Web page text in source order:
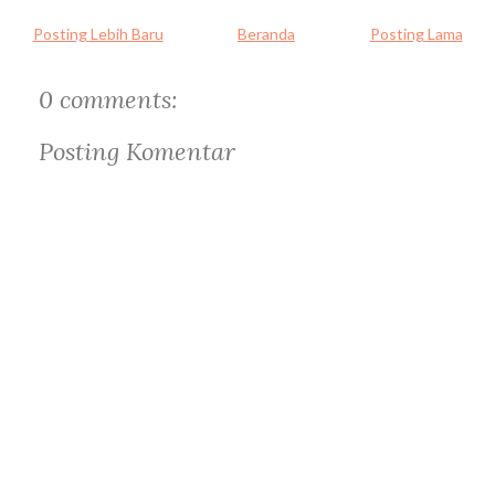
Posting Lebih Baru Posting Lama
Beranda
0 comments:
Posting Komentar